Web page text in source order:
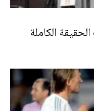
الكاملة